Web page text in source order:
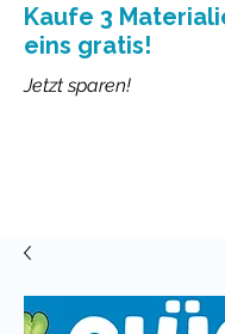
Jetzt sparen!
Kaufe 3
eins gratis!